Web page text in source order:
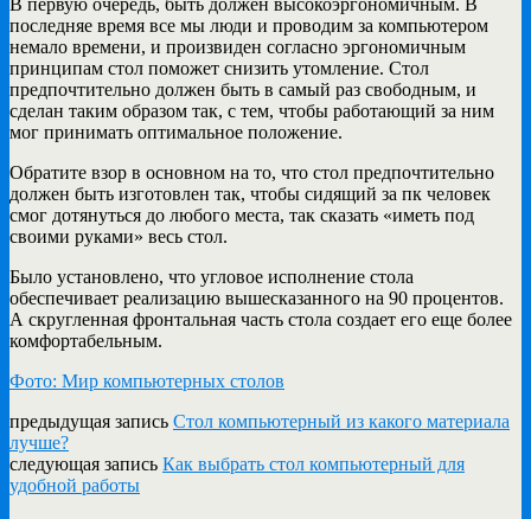
последняе время все мы люди и проводим за компьютером
немало времени, и произвиден согласно эргономичным
принципам стол поможет снизить утомление. Стол
предпочтительно должен быть в самый раз свободным, и
сделан таким образом так, с тем, чтобы работающий за ним
мог принимать оптимальное положение.
Обратите взор в основном на то, что стол предпочтительно
должен быть изготовлен так, чтобы сидящий за пк человек
смог дотянуться до любого места, так сказать «иметь под
своими руками» весь стол.
Было установлено, что угловое исполнение стола
обеспечивает реализацию вышесказанного на 90 процентов.
А скругленная фронтальная часть стола создает его еще более
комфортабельным.
Фото: Мир компьютерных столов
предыдущая запись Стол компьютерный из какого материала
лучше?
следующая запись Как выбрать стол компьютерный для
удобной работы